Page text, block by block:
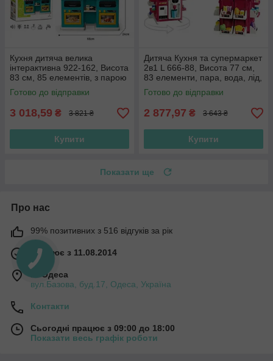
Кухня дитяча велика
інтерактивна 922-162, Висота
83 см, 85 елементів, з парою
і водою, світлом і звуками
Готово до відправки
3 018,59 ₴ 3 821 ₴
Купити
Дитяча Кухня та супермаркет
2в1 L 666-88, Висота 77 см,
83 елементи, пара, вода, лід,
сканер
Готово до відправки
2 877,97 ₴ 3 643 ₴
Купити
Показати ще
Про нас
99% позитивних з 516 відгуків за рік
Працює з 11.08.2014
м. Одеса
вул.Базова, буд.17, Одеса, Україна
Контакти
Сьогодні працює з 09:00 до 18:00
Показати весь графік роботи